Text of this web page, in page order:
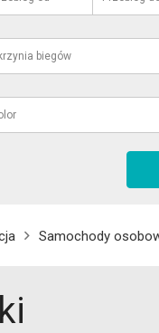
biegów
Samochody